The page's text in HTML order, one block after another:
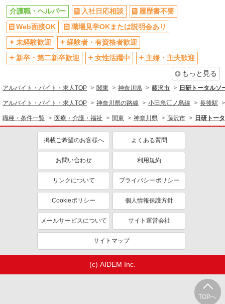
1,900円〜 【実務者研修・初任者研修（ヘルパー1
級・2級）】 時給1,520円 ◎週20時間以上勤務
（社保加入者）の場合は時給1,570円 ＊夜間
（18:00〜）：時給1,900円〜 ＊日曜祝日：時給
1,820円〜 ◎身体介助、生活援助が同時給 ◎キャ
ンセル手当：職務時給の60％支給
神奈川県藤沢市湘南台4-26-1
キープ 詳細を見る
アルバイト パート
SOMPOケア ラヴィーレレジデンス辻堂西海岸/5337bz2
時給1,270円 ◎週20時間以上勤務（社保加入
者）の場合は時給1,320円
神奈川県藤沢市辻堂西海岸2-12-2
キープ 詳細を見る
SOMPOケア ハッピーデイズ湘南台/5064ja1
介護スタッフ
【介護福祉士】 月給：242,300円 年収例：335
万円〜 【実務者研修】 月給：221,500円 年収例：
305万円〜 【初任者研修・無資格】 月給：
215,700円 年収例：300万円〜 ※職務手当、働き
がい向上手当含む ※介護福祉士のみ、特別職務手
当も含む ◎残業時は別途時間外手当支給（超過1
分〜） ◎賞与 基本給2.08ヶ月分/年支給
S 湘南台】1階
株式会社kotrio /●YK-H-1954499
湘南台駅｜リハビリ補助などのデイサービス
禁煙・分煙
残業ほぼなし
転勤なし
登録制
交通費支給
社会保険あり
社割・特典あり
研修制度あり
資格取得支援制度あり
高収入・高額
同じ特徴から求人を探す
未経験歓迎
ミドル（40代～）活躍中
週2～3日勤務OK
社会保険あり
TOPへ
介護職・ヘルパー 入社日応相談
履歴書不要
Web面接OK
職場見学OKまたは説明会あり
未経験歓迎
経験者・有資格者歓迎
新卒・第二新卒歓迎
女性活躍中
主婦・主夫歓迎
もっと見る
アルバイト・バイト・求人TOP 関東 神奈川県 藤沢市 日研トータル
アルバイト・バイト・求人TOP 神奈川県の路線 小田急江ノ島線 長後駅
職種・条件一覧 医療・介護・福祉 関東 神奈川県 藤沢市 日研トー
掲載ご希望のお客様へ よくある質問
お問い合わせ 利用規約
リンクについて プライバシーポリシー
Cookieポリシー 個人情報保護方針
メールサービスについて サイト運営会社
サイトマップ
(c) AIDEM Inc.